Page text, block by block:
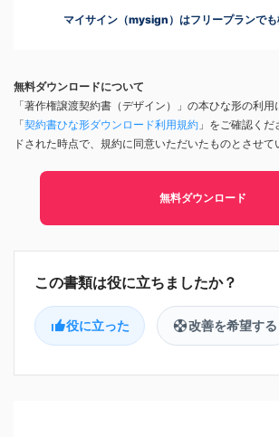
マイサイン（mysign）はフリープランでも
無料ダウンロードについて
「著作権譲渡契約書（デザイン）」の本ひな形の利
「契約書ひな形ダウンロード利用規約 」をご確認く
ドされた時点で、規約に同意いただいたものとさせて
無料ダウンロード
役に立った 改善を希望する